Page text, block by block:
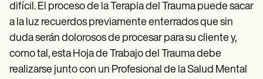
difícil. El proceso de la Terapia del Trauma puede sacar
a la luz recuerdos previamente enterrados que sin
duda serán dolorosos de procesar para su cliente y,
como tal, esta Hoja de Trabajo del Trauma debe
realizarse junto con un Profesional de la Salud Mental